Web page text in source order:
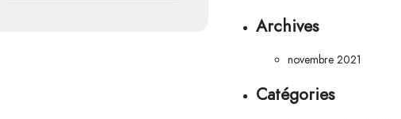
Archives
novembre 2021
Catégories